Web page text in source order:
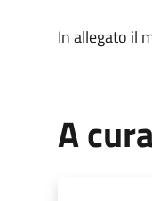
In allegato il
A